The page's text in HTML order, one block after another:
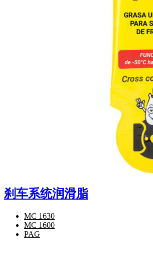
刹车系统润滑脂
MC 1630
MC 1600
PAG